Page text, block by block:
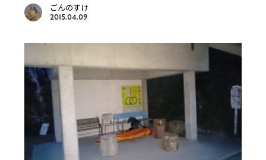
ごんのすけ
2015.04.09